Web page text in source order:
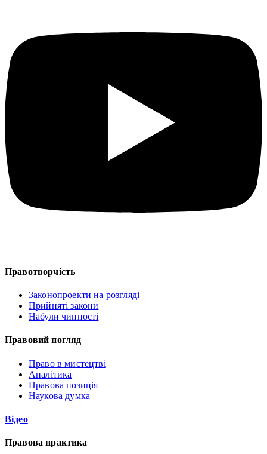
Правотворчість
Законопроекти на розгляді
Прийняті закони
Набули чинності
Правовий погляд
Право в мистецтві
Аналітика
Правова позиція
Наукова думка
Відео
Правова практика